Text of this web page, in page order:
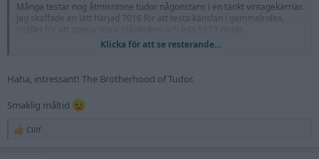
Många testar nog åtmisntone tudor någonstans i en tänkt vintagekarriär.
Jag skaffade en lätt härjad 7016 för att testa känslan i gammelrolex,
Edit: Bjussar på ett snabbt skott så att du slipper googla "7016". Oj,
lunchdags redan tydligen!
Klicka för att se resterande...
Haha, intressant! The Brotherhood of Tudor.
Smaklig måltid
R
Cliff